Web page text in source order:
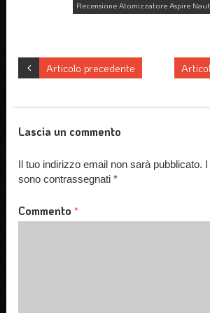
Recensione Atomizzatore Aspire
Articolo precedente
Lascia un commento
Il tuo indirizzo email non sarà pubblicato.
sono contrassegnati*
Commento*